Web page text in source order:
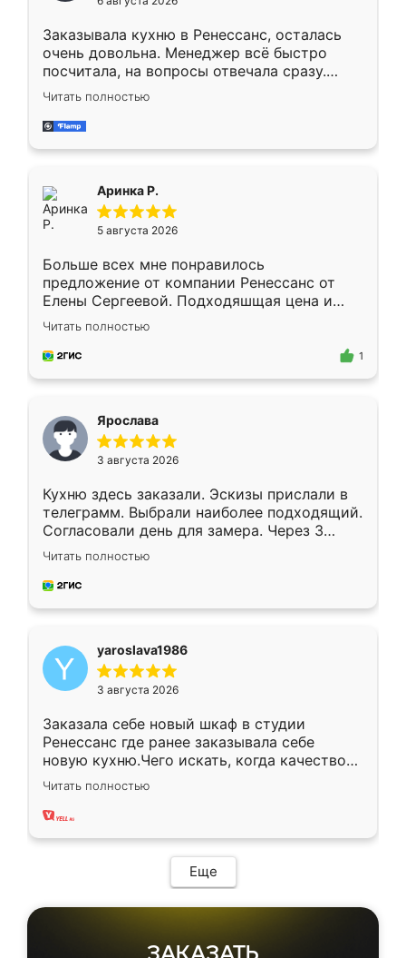
мебели буду заказывать только здесь.
Заказывала кухню в Ренессанс, осталась
очень довольна. Менеджер всё быстро
посчитала, на вопросы отвечала сразу.
Замерщик приехал в субботу, подошёл к
делу со всей ответственностью. Собрали
за день, ребята работали аккуратно, даже
Читать полностью
Аринка Р.
5 августа 2026
Больше всех мне понравилось
предложение от компании Ренессанс от
Елены Сергеевой. Подходяшщая цена и
короткие сроки изготовления. Приехавший
для замера сотрудник Владислав
предложил по моему эскизу самый
Читать полностью
1
Ярослава
3 августа 2026
Кухню здесь заказали. Эскизы прислали в
телеграмм. Выбрали наиболее подходящий.
Согласовали день для замера. Через 3
недели кухня была уже готова. Остались
довольны работой. Спасибо Ренессанс
мебель за качественную работу!
Читать полностью
yaroslava1986
3 августа 2026
Заказала себе новый шкаф в студии
Ренессанс где ранее заказывала себе
новую кухню.Чего искать, когда качеством
вполне довольна. Служит кухня уже почти
два года, нареканий нет.
Читать полностью
Еще